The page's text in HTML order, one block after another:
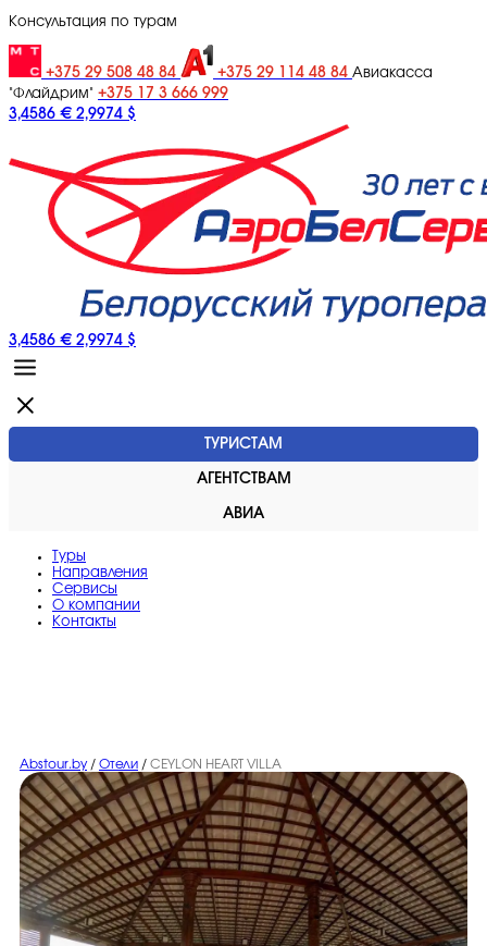
Консультация по турам
+375 29 508 48 84 +375 29 114 48 84 Авиакасса
"Флайдрим" +375 17 3 666 999
3,4586 € 2,9974 $
3,4586 € 2,9974 $
ТУРИСТАМ
АГЕНТСТВАМ
АВИА
Туры
Направления
Сервисы
O компании
Контакты
Abstour.by / Отели / CEYLON HEART VILLA